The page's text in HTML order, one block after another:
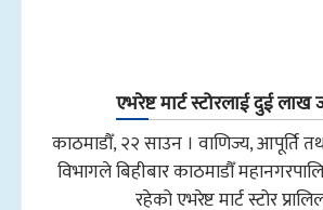
एभरेष्ट मार्ट स्टोरलाई दुई लाख
काठमाडौँ, २२ साउन । वाणिज्य, आपूर्ति
विभागले बिहीबार काठमाडौँ
रहेको एभरेष्ट मार्ट स्टोर